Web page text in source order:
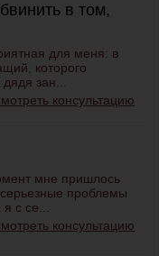
в том,
для меня: в
которого
дядя зан...
консультацию
мне пришлось
серьезные проблемы
с се...
консультацию